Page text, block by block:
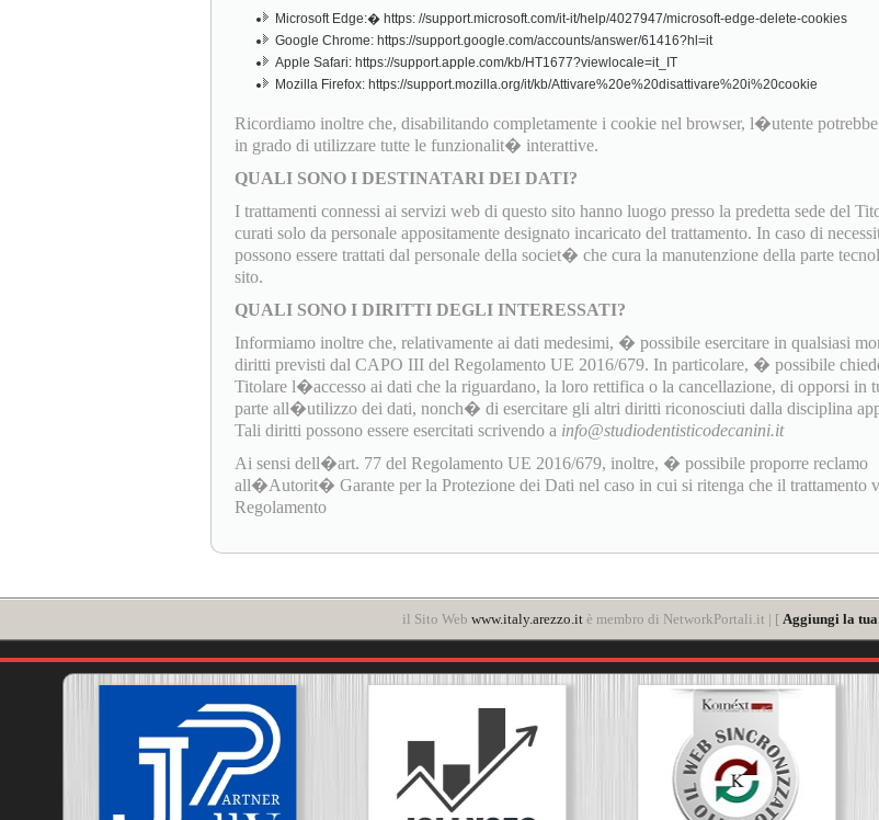
Microsoft Edge:� https: //support.microsoft.com/it-it/help/4027947/microsoft-edge-delete-cookies
Google Chrome: https://support.google.com/accounts/answer/61416?hl=it
Apple Safari: https://support.apple.com/kb/HT1677?viewlocale=it_IT
Mozilla Firefox: https://support.mozilla.org/it/kb/Attivare%20e%20disattivare%20i%20cookie
Ricordiamo inoltre che, disabilitando completamente i cookie nel browser, l�utente potrebbe
in grado di utilizzare tutte le funzionalit� interattive.
QUALI SONO I DESTINATARI DEI DATI?
I trattamenti connessi ai servizi web di questo sito hanno luogo presso la predetta sede del
curati solo da personale appositamente designato incaricato del trattamento. In caso di
possono essere trattati dal personale della societ� che cura la manutenzione della parte
sito.
QUALI SONO I DIRITTI DEGLI INTERESSATI?
Informiamo inoltre che, relativamente ai dati medesimi, � possibile esercitare in qualsiasi
diritti previsti dal CAPO III del Regolamento UE 2016/679. In particolare, � possibile
Titolare l�accesso ai dati che la riguardano, la loro rettifica o la cancellazione, di opporsi in
parte all�utilizzo dei dati, nonch� di esercitare gli altri diritti riconosciuti dalla disciplina
Tali diritti possono essere esercitati scrivendo a info@studiodentisticodecanini.it
Ai sensi dell�art. 77 del Regolamento UE 2016/679, inoltre, � possibile proporre reclamo
all�Autorit� Garante per la Protezione dei Dati nel caso in cui si ritenga che il trattamento
Regolamento
il Sito Web www.italy.arezzo.itè membro di NetworkPortali.it | [ Aggiungi la